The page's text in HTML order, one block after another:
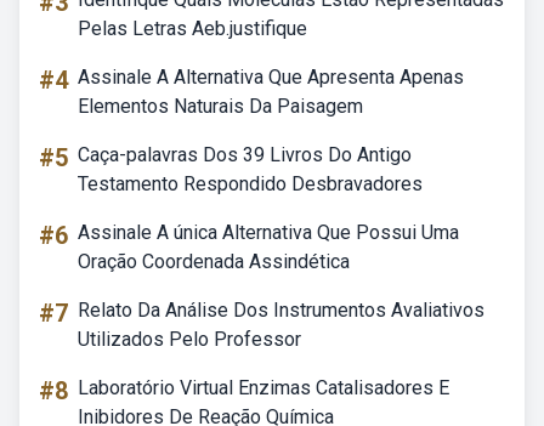
Pelas Letras Aeb.justifique
#4 Assinale A Alternativa Que Apresenta Apenas
Elementos Naturais Da Paisagem
#5 Caça-palavras Dos 39 Livros Do Antigo
Testamento Respondido Desbravadores
#6 Assinale A única Alternativa Que Possui Uma
Oração Coordenada Assindética
#7 Relato Da Análise Dos Instrumentos Avaliativos
Utilizados Pelo Professor
#8 Laboratório Virtual Enzimas Catalisadores E
Inibidores De Reação Química